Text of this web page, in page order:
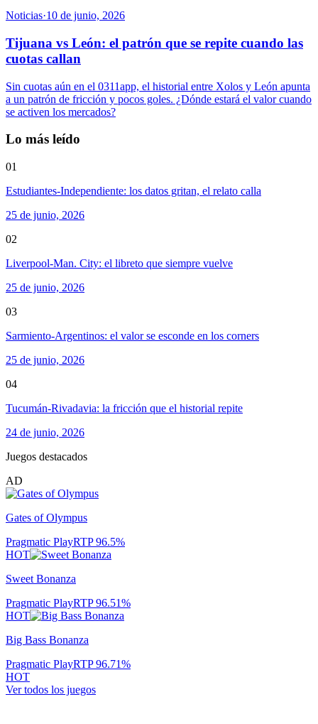
Noticias·10 de junio, 2026
Tijuana vs León: el patrón que se repite cuando las
cuotas callan
Sin cuotas aún en el 0311app, el historial entre Xolos y León apunta
a un patrón de fricción y pocos goles. ¿Dónde estará el valor cuando
se activen los mercados?
Lo más leído
01
Estudiantes-Independiente: los datos gritan, el relato calla
25 de junio, 2026
02
Liverpool-Man. City: el libreto que siempre vuelve
25 de junio, 2026
03
Sarmiento-Argentinos: el valor se esconde en los corners
25 de junio, 2026
04
Tucumán-Rivadavia: la fricción que el historial repite
24 de junio, 2026
Juegos destacados
AD
Gates of Olympus
Pragmatic PlayRTP96.5%
HOT
Sweet Bonanza
Pragmatic PlayRTP96.51%
HOT
Big Bass Bonanza
Pragmatic PlayRTP96.71%
HOT
Ver todos los juegos